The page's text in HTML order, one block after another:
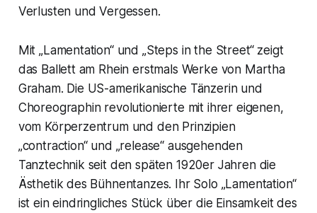
Verlusten und Vergessen.
Mit „Lamentation“ und „Steps in the Street“ zeigt
das Ballett am Rhein erstmals Werke von Martha
Graham. Die US-amerikanische Tänzerin und
Choreographin revolutionierte mit ihrer eigenen,
vom Körperzentrum und den Prinzipien
„contraction“ und „release“ ausgehenden
Tanztechnik seit den späten 1920er Jahren die
Ästhetik des Bühnentanzes. Ihr Solo „Lamentation“
ist ein eindringliches Stück über die Einsamkeit des